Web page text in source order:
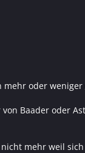
oder
Baader oder
mehr weil